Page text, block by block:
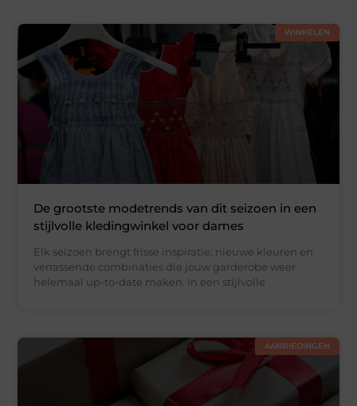
WINKELEN
De grootste modetrends van dit seizoen in een
stijlvolle kledingwinkel voor dames
Elk seizoen brengt frisse inspiratie, nieuwe kleuren en
verrassende combinaties die jouw garderobe weer
helemaal up-to-date maken. In een stijlvolle
AANBIEDINGEN